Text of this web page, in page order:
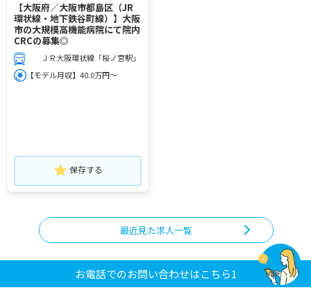
【大阪府／大阪市都島区（JR
環状線・地下鉄谷町線）】大阪
市の大規模高機能病院にて院内
CRCの募集◎
ＪＲ大阪環状線「桜ノ宮駅」
【モデル月収】40.0万円～
保存する
最近見た求人一覧
お電話でのお問い合わせはこちら1